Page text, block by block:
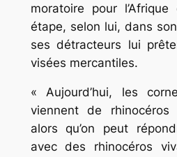
moratoire pour
étape, selon lui, dans
ses détracteurs lui
visées mercantiles.
« Aujourd’hui, les
viennent de rhinocéros
alors qu’on peut
avec des rhinocéros